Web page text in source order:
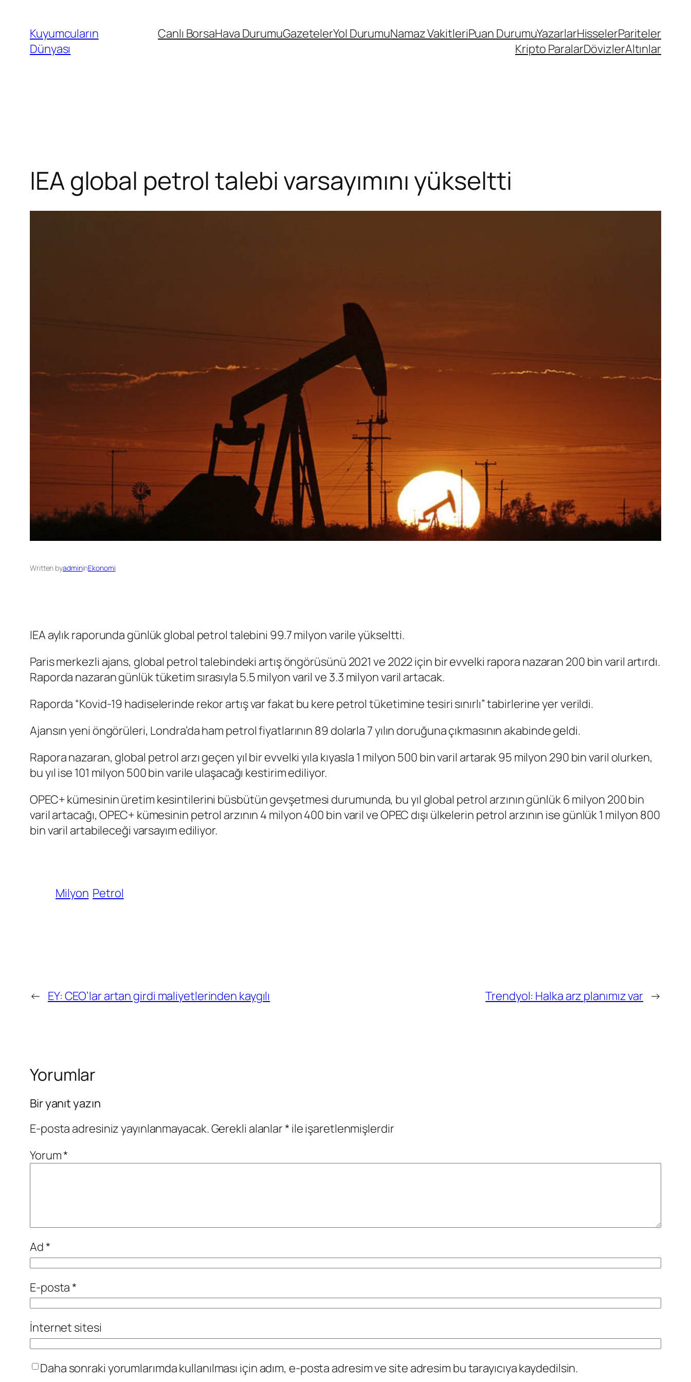
Kuyumcuların
Dünyası
Canlı BorsaHava DurumuGazetelerYol DurumuNamaz VakitleriPuan DurumuYazarlarHisselerPariteler
Kripto ParalarDövizlerAltınlar
IEA global petrol talebi varsayımını yükseltti
Written byadmininEkonomi
IEA aylık raporunda günlük global petrol talebini 99.7 milyon varile yükseltti.
Paris merkezli ajans, global petrol talebindeki artış öngörüsünü 2021 ve 2022 için bir evvelki rapora nazaran 200 bin varil artırdı.
Raporda nazaran günlük tüketim sırasıyla 5.5 milyon varil ve 3.3 milyon varil artacak.
Raporda “Kovid-19 hadiselerinde rekor artış var fakat bu kere petrol tüketimine tesiri sınırlı” tabirlerine yer verildi.
Ajansın yeni öngörüleri, Londra’da ham petrol fiyatlarının 89 dolarla 7 yılın doruğuna çıkmasının akabinde geldi.
Rapora nazaran, global petrol arzı geçen yıl bir evvelki yıla kıyasla 1 milyon 500 bin varil artarak 95 milyon 290 bin varil olurken,
bu yıl ise 101 milyon 500 bin varile ulaşacağı kestirim ediliyor.
OPEC+ kümesinin üretim kesintilerini büsbütün gevşetmesi durumunda, bu yıl global petrol arzının günlük 6 milyon 200 bin
varil artacağı, OPEC+ kümesinin petrol arzının 4 milyon 400 bin varil ve OPEC dışı ülkelerin petrol arzının ise günlük 1 milyon 800
bin varil artabileceği varsayım ediliyor.
Milyon Petrol
← EY: CEO’lar artan girdi maliyetlerinden kaygılı Trendyol: Halka arz planımız var →
Yorumlar
Bir yanıt yazın
E-posta adresiniz yayınlanmayacak.Gerekli alanlar* ile işaretlenmişlerdir
Yorum*
Ad*
E-posta*
İnternet sitesi
Daha sonraki yorumlarımda kullanılması için adım, e-posta adresim ve site adresim bu tarayıcıya kaydedilsin.